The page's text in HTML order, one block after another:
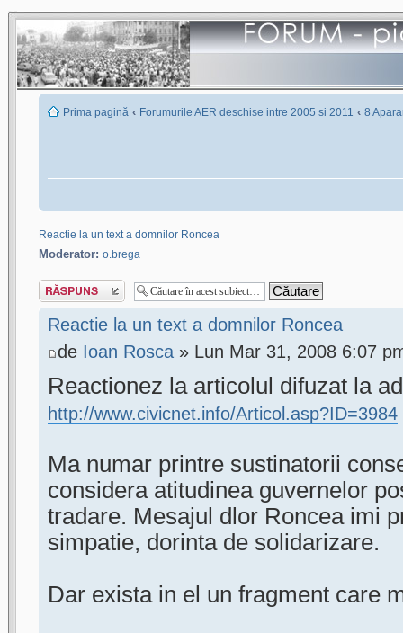
Prima pagină ‹ Forumurile AER deschise intre 2005 si 2011 ‹ 8
Reactie la un text a domnilor Roncea
Moderator: o.brega
Scrie un răspuns
Reactie la un text a domnilor Roncea
de Ioan Rosca » Lun Mar 31, 2008 6:07
Reactionez la articolul difuzat la
http://www.civicnet.info/Articol.asp?ID=3984
Ma numar printre sustinatorii
considera atitudinea guvernelor
tradare. Mesajul dlor Roncea imi
simpatie, dorinta de solidarizare.
Dar exista in el un fragment care